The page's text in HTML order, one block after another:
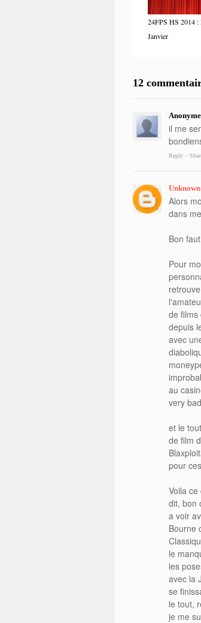
24FPS HS 2014 :
Janvier
12
Anonyme
il me
Reply •
Unknown
Alors
dans
Bon
Pour
de films
depuis
avec
au
very
et le
de film
pour
Voila
dit, bon
a voir
Bourne
le
les
avec la
se
le tout,
je me